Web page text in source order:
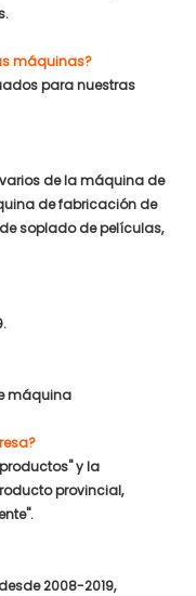
máquinas?
para nuestras
de la máquina de
de fabricación de
soplado de películas,
máquina
y la
provincial,
2008-2019,